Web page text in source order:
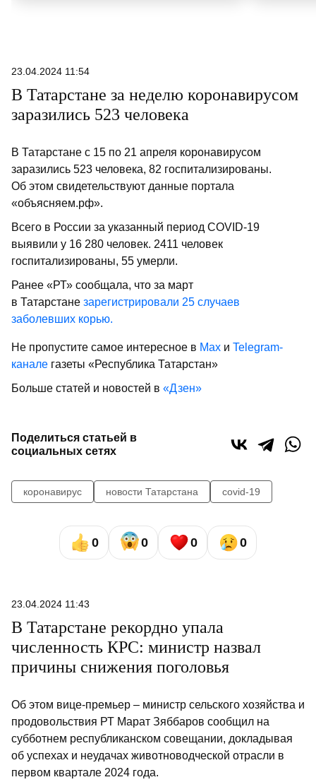
23.04.2024 11:54
В Татарстане за неделю коронавирусом
заразились 523 человека
В Татарстане с 15 по 21 апреля коронавирусом
заразились 523 человека, 82 госпитализированы.
Об этом свидетельствуют данные портала
«объясняем.рф».
Всего в России за указанный период COVID-19
выявили у 16 280 человек. 2411 человек
госпитализированы, 55 умерли.
Ранее «РТ» сообщала, что за март
в Татарстане зарегистрировали 25 случаев
заболевших корью.
Не пропустите самое интересное в Max и Telegram-
канале газеты «Республика Татарстан»
Больше статей и новостей в «Дзен»
Поделиться статьей в
социальных сетях
коронавирус новости Татарстана covid-19
0 0 0 0
23.04.2024 11:43
В Татарстане рекордно упала
численность КРС: министр назвал
причины снижения поголовья
Об этом вице-премьер – министр сельского хозяйства и
продовольствия РТ Марат Зяббаров сообщил на
субботнем республиканском совещании, докладывая
об успехах и неудачах животноводческой отрасли в
первом квартале 2024 года.